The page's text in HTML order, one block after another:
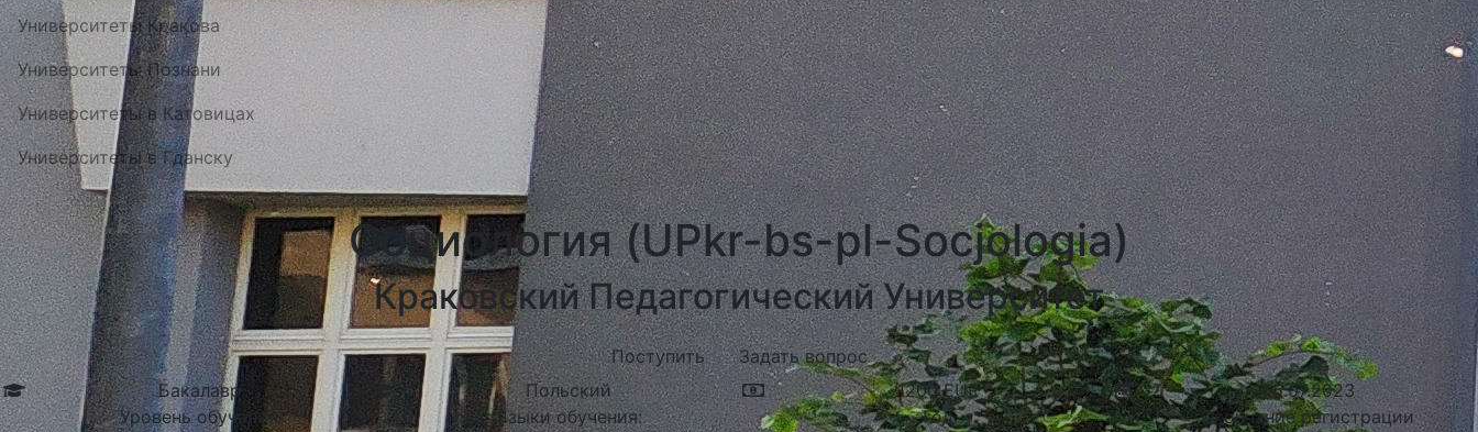
Университеты Кракова
Университеты Познани
Университеты в Катовицах
Университеты в Гданску
Социология (UPkr-bs-pl-Socjologia)
Краковский Педагогический Университет
Поступить
Задать вопрос
Бакалавр
Уровень обучения
Польский
Языки обучения:
1200 EUR
Год
05.07.2023
Окончание регистрации